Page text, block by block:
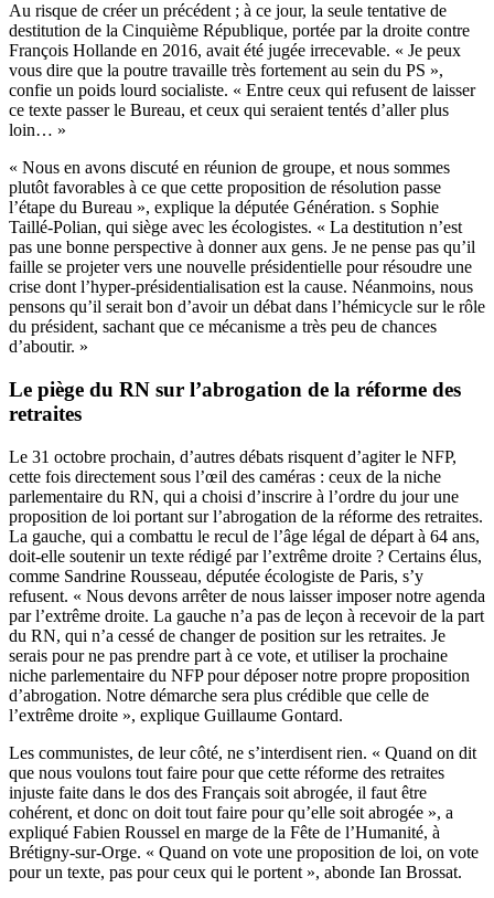
Au risque de créer un précédent ; à ce jour, la seule tentative de
destitution de la Cinquième République, portée par la droite contre
François Hollande en 2016, avait été jugée irrecevable. « Je peux
vous dire que la poutre travaille très fortement au sein du PS »,
confie un poids lourd socialiste. « Entre ceux qui refusent de laisser
ce texte passer le Bureau, et ceux qui seraient tentés d’aller plus
loin… »
« Nous en avons discuté en réunion de groupe, et nous sommes
plutôt favorables à ce que cette proposition de résolution passe
l’étape du Bureau », explique la députée Génération. s Sophie
Taillé-Polian, qui siège avec les écologistes. « La destitution n’est
pas une bonne perspective à donner aux gens. Je ne pense pas qu’il
faille se projeter vers une nouvelle présidentielle pour résoudre une
crise dont l’hyper-présidentialisation est la cause. Néanmoins, nous
pensons qu’il serait bon d’avoir un débat dans l’hémicycle sur le rôle
du président, sachant que ce mécanisme a très peu de chances
d’aboutir. »
Le piège du RN sur l’abrogation de la réforme des
retraites
Le 31 octobre prochain, d’autres débats risquent d’agiter le NFP,
cette fois directement sous l’œil des caméras : ceux de la niche
parlementaire du RN, qui a choisi d’inscrire à l’ordre du jour une
proposition de loi portant sur l’abrogation de la réforme des retraites.
La gauche, qui a combattu le recul de l’âge légal de départ à 64 ans,
doit-elle soutenir un texte rédigé par l’extrême droite ? Certains élus,
comme Sandrine Rousseau, députée écologiste de Paris, s’y
refusent. « Nous devons arrêter de nous laisser imposer notre agenda
par l’extrême droite. La gauche n’a pas de leçon à recevoir de la part
du RN, qui n’a cessé de changer de position sur les retraites. Je
serais pour ne pas prendre part à ce vote, et utiliser la prochaine
niche parlementaire du NFP pour déposer notre propre proposition
d’abrogation. Notre démarche sera plus crédible que celle de
l’extrême droite », explique Guillaume Gontard.
Les communistes, de leur côté, ne s’interdisent rien. « Quand on dit
que nous voulons tout faire pour que cette réforme des retraites
injuste faite dans le dos des Français soit abrogée, il faut être
cohérent, et donc on doit tout faire pour qu’elle soit abrogée », a
expliqué Fabien Roussel en marge de la Fête de l’Humanité, à
Brétigny-sur-Orge. « Quand on vote une proposition de loi, on vote
pour un texte, pas pour ceux qui le portent », abonde Ian Brossat.